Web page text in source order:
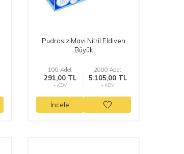
Pudrasız Mavi Nitril Eldiven
Büyük
100 Adet
291,00 TL
+ KDV
2000 Adet
5.105,00 TL
+ KDV
İncele